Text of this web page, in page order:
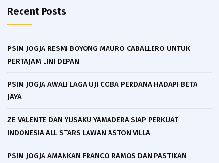
Recent Posts
PSIM JOGJA RESMI BOYONG MAURO CABALLERO UNTUK
PERTAJAM LINI DEPAN
PSIM JOGJA AWALI LAGA UJI COBA PERDANA HADAPI BETA
JAYA
ZE VALENTE DAN YUSAKU YAMADERA SIAP PERKUAT
INDONESIA ALL STARS LAWAN ASTON VILLA
PSIM JOGJA AMANKAN FRANCO RAMOS DAN PASTIKAN